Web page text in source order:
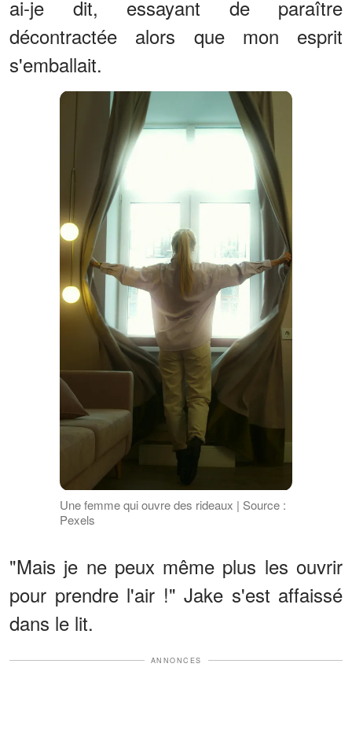
ai-je dit, essayant de paraître
décontractée alors que mon esprit
s'emballait.
Une femme qui ouvre des rideaux | Source :
Pexels
"Mais je ne peux même plus les ouvrir
pour prendre l'air !" Jake s'est affaissé
dans le lit.
ANNONCES